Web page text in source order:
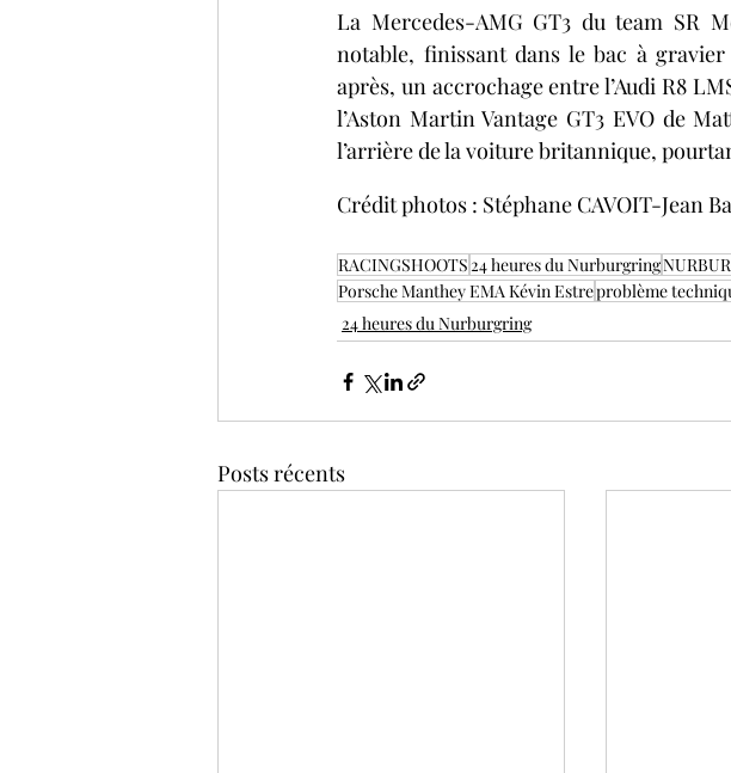
La Mercedes-AMG GT3 du team SR
notable, finissant dans le bac à
après, un accrochage entre l’Audi R8
l’Aston Martin Vantage GT3 EVO de
l’arrière de la voiture britannique,
Crédit photos : Stéphane CAVOIT-Jean
RACINGSHOOTS24 heures du Nurburgring
Porsche Manthey EMA Kévin Estreproblème
24 heures du Nurburgring
Posts récents